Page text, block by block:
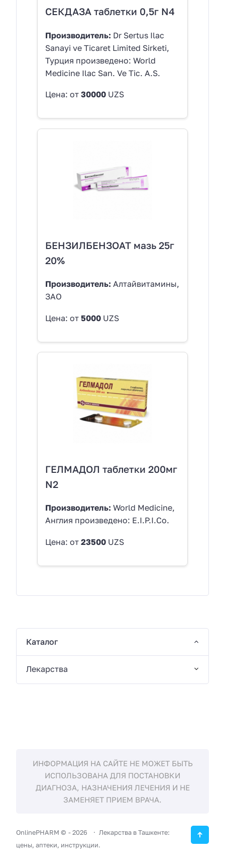
СЕКДАЗА таблетки 0,5г N4
Производитель: Dr Sertus Ilac
Sanayi ve Ticaret Limited Sirketi,
Турция произведено: World
Medicine Ilac San. Ve Tic. A.S.
Цена: от 30000 UZS
БЕНЗИЛБЕНЗОАТ мазь 25г
20%
Производитель: Алтайвитамины,
ЗАО
Цена: от 5000 UZS
ГЕЛМАДОЛ таблетки 200мг
N2
Производитель: World Medicine,
Англия произведено: E.I.P.I.Co.
Цена: от 23500 UZS
Каталог
Лекарства
ИНФОРМАЦИЯ НА САЙТЕ НЕ МОЖЕТ БЫТЬ
ИСПОЛЬЗОВАНА ДЛЯ ПОСТАНОВКИ
ДИАГНОЗА, НАЗНАЧЕНИЯ ЛЕЧЕНИЯ И НЕ
ЗАМЕНЯЕТ ПРИЕМ ВРАЧА.
OnlinePHARM © -2026
Лекарства в Ташкенте:
цены, аптеки, инструкции.